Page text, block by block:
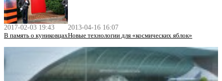
2017-02-03 19:43
В память о куниковцах
2013-04-16 16:07
Новые технологии для «космических яблок»